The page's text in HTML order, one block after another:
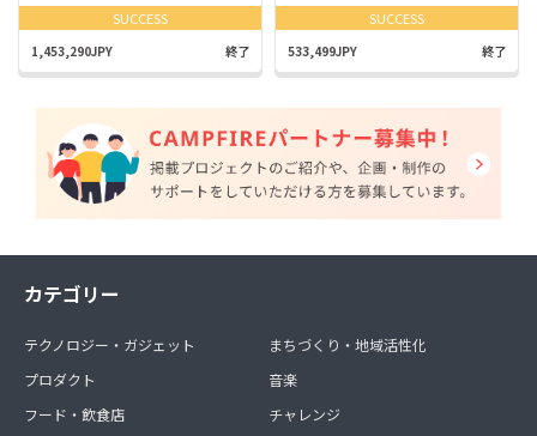
SUCCESS
1,453,290JPY 終了
SUCCESS
533,499JPY 終了
カテゴリー
テクノロジー・ガジェット
プロダクト
フード・飲食店
まちづくり・地域活性化
音楽
チャレンジ